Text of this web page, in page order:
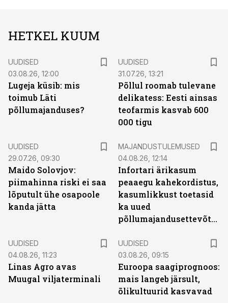
HETKEL KUUM
UUDISED
03.08.26, 12:00
Lugeja küsib: mis
toimub Läti
põllumajanduses?
UUDISED
31.07.26, 13:21
Põllul roomab tulevane
delikatess: Eesti ainsas
teofarmis kasvab 600
000 tigu
UUDISED
29.07.26, 09:30
Maido Solovjov:
piimahinna riski ei saa
lõputult ühe osapoole
kanda jätta
MAJANDUSTULEMUSED
04.08.26, 12:14
Infortari ärikasum
peaaegu kahekordistus,
kasumlikkust toetasid
ka uued
põllumajandusettevõtted
UUDISED
04.08.26, 11:23
Linas Agro avas
Muugal viljaterminali
UUDISED
03.08.26, 09:15
Euroopa saagiprognoos:
mais langeb järsult,
õlikultuurid kasvavad